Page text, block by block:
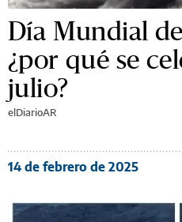
Día Mundial
¿por qué se
julio?
elDiarioAR
14 de febrero de 2025